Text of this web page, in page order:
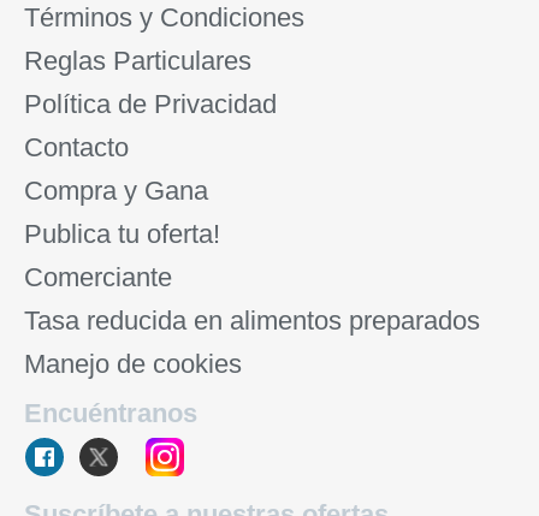
Términos y Condiciones
Reglas Particulares
Política de Privacidad
Contacto
Compra y Gana
Publica tu oferta!
Comerciante
Tasa reducida en alimentos preparados
Manejo de cookies
Encuéntranos